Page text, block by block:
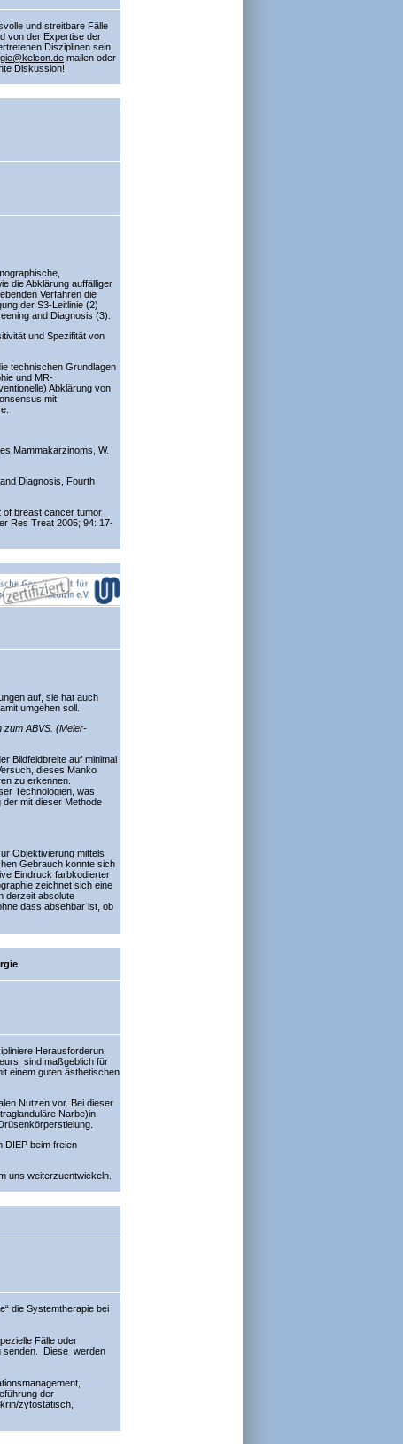
und streitbare Fälle
von der Expertise der
Disziplinen sein.
mailen oder
Diskussion!
die Abklärung auffälliger
Verfahren die
der S3-Leitlinie (2)
and Diagnosis (3).
und Spezifität von
technischen Grundlagen
und MR-
Abklärung von
mit
Mammakarzinoms, W.
Diagnosis, Fourth
of breast cancer tumor
Res Treat 2005; 94: 17-
auf, sie hat auch
umgehen soll.
zum ABVS. (Meier-
Bildfeldbreite auf minimal
dieses Manko
zu erkennen.
Technologien, was
mit dieser Methode
Objektivierung mittels
Gebrauch konnte sich
Eindruck farbkodierter
zeichnet sich eine
derzeit absolute
dass absehbar ist, ob
Herausforderun.
sind maßgeblich für
einem guten ästhetischen
Nutzen vor. Bei dieser
Narbe)in
DIEP beim freien
uns weiterzuentwickeln.
die Systemtherapie bei
Fälle oder
senden. Diese werden
der
zytostatisch,